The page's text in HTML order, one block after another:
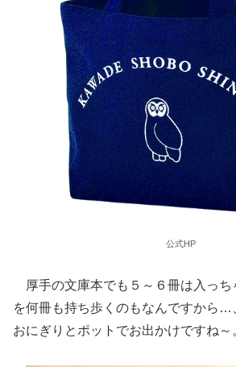
公式HP
厚手の文庫本でも５～６冊は入っち
を何冊も持ち歩くのもなんですから…
おにぎりとポットでお出かけですね～